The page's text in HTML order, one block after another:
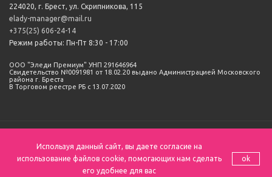
224020, г. Брест, ул. Скрипникова, 115
elady-manager@mail.ru
+375(25) 606-24-14
Режим работы: Пн-Пт 8:30 - 17:00
ООО "Эледи Премиум" УНП 291646964
Свидетельство №0091981 от 18.02.20 выдано Администрацией Московского
района г. Бреста
В Торговом реестре РБ с 13.07.2020
Сделано вMADIS Studio
Используя данный сайт, вы даете согласие на
использование файлов cookie, помогающих нам сделать
его удобнее для вас
ok